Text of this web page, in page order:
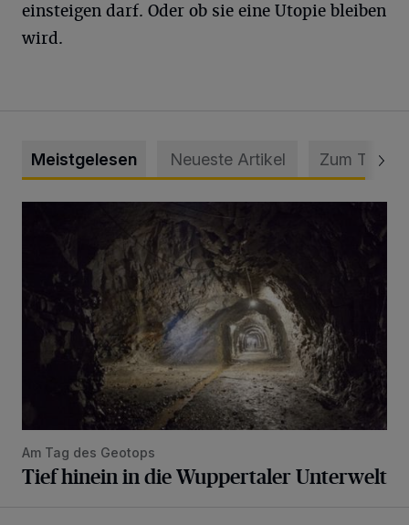
einsteigen darf. Oder ob sie eine Utopie bleiben
wird.
Meistgelesen Neueste Artikel Zum Thema
Am Tag des Geotops
Tief hinein in die Wuppertaler Unterwelt